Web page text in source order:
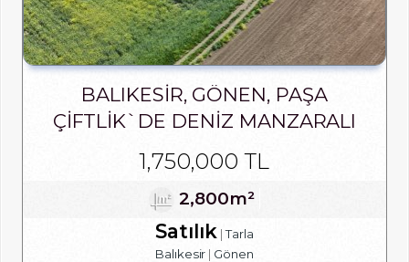
BALIKESIR, GÖNEN, PAŞA
ÇIFTLIK`DE DENIZ MANZARALI
SATILIK ARSA
1,750,000 TL
2,800m²
Satılık
Tarla
Balıkesir
Gönen